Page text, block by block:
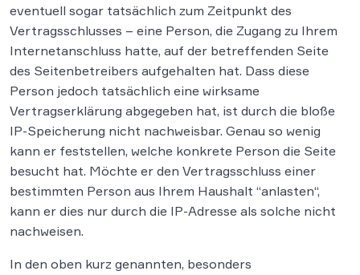
eventuell sogar tatsächlich zum Zeitpunkt des
Vertragsschlusses – eine Person, die Zugang zu Ihrem
Internetanschluss hatte, auf der betreffenden Seite
des Seitenbetreibers aufgehalten hat. Dass diese
Person jedoch tatsächlich eine wirksame
Vertragserklärung abgegeben hat, ist durch die bloße
IP-Speicherung nicht nachweisbar. Genau so wenig
kann er feststellen, welche konkrete Person die Seite
besucht hat. Möchte er den Vertragsschluss einer
bestimmten Person aus Ihrem Haushalt “anlasten“,
kann er dies nur durch die IP-Adresse als solche nicht
nachweisen.
In den oben kurz genannten, besonders